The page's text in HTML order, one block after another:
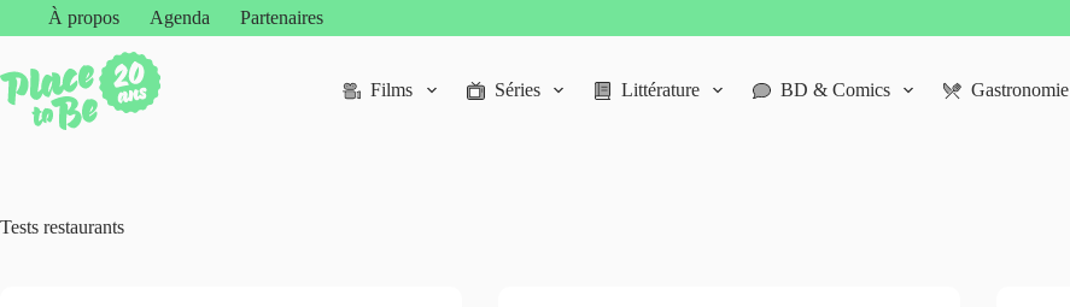
À propos Agenda Partenaires
Films Séries Littérature BD & Comics Gastronomie
Tests restaurants